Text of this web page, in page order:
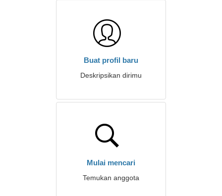
Buat profil baru
Deskripsikan dirimu
Mulai mencari
Temukan anggota